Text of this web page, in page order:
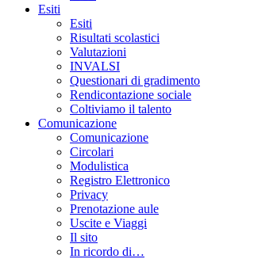
Esiti
Esiti
Risultati scolastici
Valutazioni
INVALSI
Questionari di gradimento
Rendicontazione sociale
Coltiviamo il talento
Comunicazione
Comunicazione
Circolari
Modulistica
Registro Elettronico
Privacy
Prenotazione aule
Uscite e Viaggi
Il sito
In ricordo di…